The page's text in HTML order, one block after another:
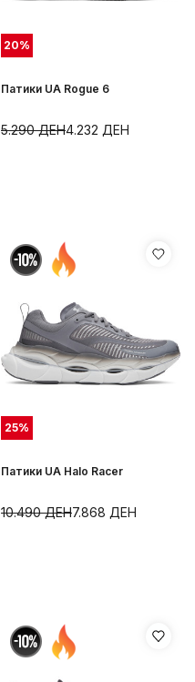
20%
Патики UA Rogue 6
4.232 ДЕН
5.290ДЕН
25%
Патики UA Halo Racer
7.868 ДЕН
10.490ДЕН